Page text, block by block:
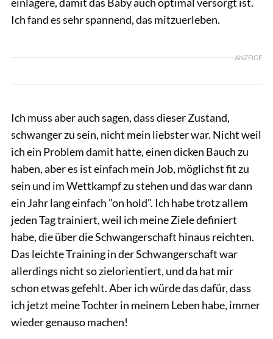
einlagere, damit das Baby auch optimal versorgt ist.
Ich fand es sehr spannend, das mitzuerleben.
ANZEIGE
Ich muss aber auch sagen, dass dieser Zustand,
schwanger zu sein, nicht mein liebster war. Nicht weil
ich ein Problem damit hatte, einen dicken Bauch zu
haben, aber es ist einfach mein Job, möglichst fit zu
sein und im Wettkampf zu stehen und das war dann
ein Jahr lang einfach "on hold". Ich habe trotz allem
jeden Tag trainiert, weil ich meine Ziele definiert
habe, die über die Schwangerschaft hinaus reichten.
Das leichte Training in der Schwangerschaft war
allerdings nicht so zielorientiert, und da hat mir
schon etwas gefehlt. Aber ich würde das dafür, dass
ich jetzt meine Tochter in meinem Leben habe, immer
wieder genauso machen!